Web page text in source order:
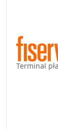
Terminal